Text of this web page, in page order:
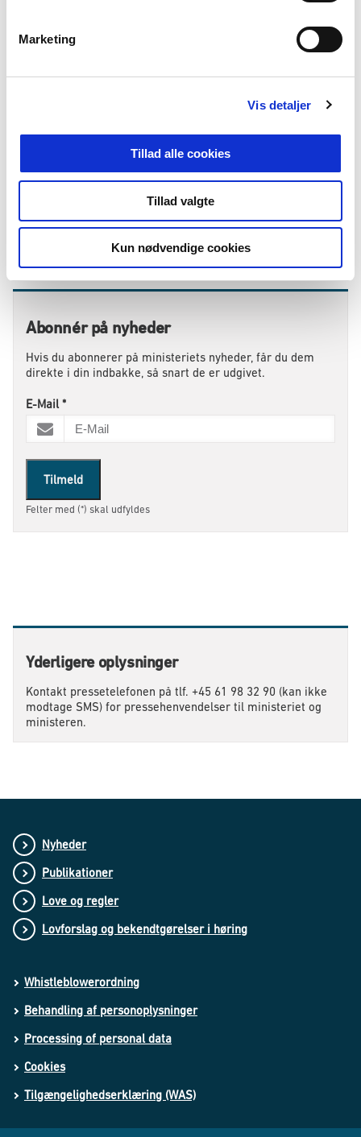
Marketing
Vis detaljer
Tillad alle cookies
Tillad valgte
Kun nødvendige cookies
imødegåelse af irregulær migration, styrket grænse- og
migrationsforvaltning, opbygning af asylsystemer mv. i
nærområderne, langs migrationsruterne og i relevante
årsager til irregulær migration og fordrivelse samt
nærområderne.
migrationsruter mod Europa. Det inkluderer støtte til
projekter og programmer, der ligger inden for formålet
med det danske udviklingssamarbejde med fokus på
blandede migrationsbevægelser og forebyggelse af
irregulær migration bl.a. gennem støtte til
civilsamfundsorganisationer.
Abonnér på nyheder
Hvis du abonnerer på ministeriets nyheder, får du dem
direkte i din indbakke, så snart de er udgivet.
E-Mail *
Tilmeld
Felter med (*) skal udfyldes
Yderligere oplysninger
Kontakt pressetelefonen på tlf. +45 61 98 32 90 (kan ikke
modtage SMS) for pressehenvendelser til ministeriet og
ministeren.
Nyheder
Publikationer
Love og regler
Lovforslag og bekendtgørelser i høring
Whistleblowerordning
Behandling af personoplysninger
Processing of personal data
Cookies
Tilgængelighedserklæring (WAS)